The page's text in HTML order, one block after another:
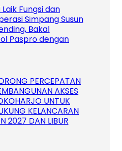
Laik Fungsi dan
Simpang Susun
Bakal
Paspro dengan
PERCEPATAN
AKSES
UNTUK
KELANCARAN
2027 DAN LIBUR